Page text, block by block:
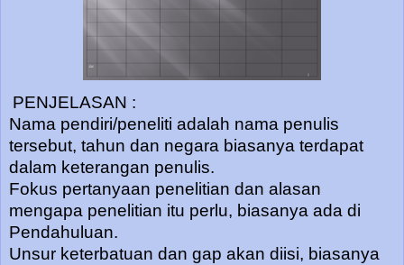
PENJELASAN :
Nama pendiri/peneliti adalah nama penulis
tersebut, tahun dan negara biasanya terdapat
dalam keterangan penulis.
Fokus pertanyaan penelitian dan alasan
mengapa penelitian itu perlu, biasanya ada di
Pendahuluan.
Unsur keterbatuan dan gap akan diisi, biasanya